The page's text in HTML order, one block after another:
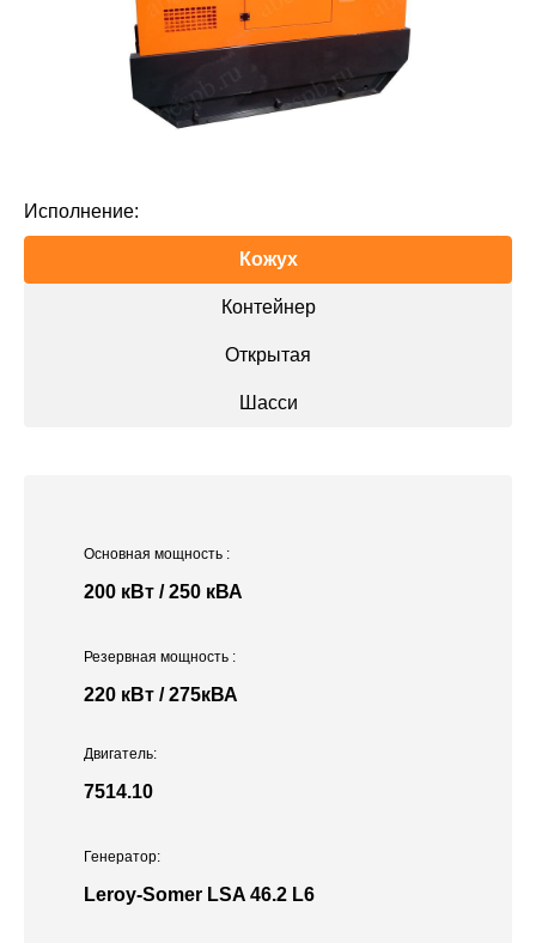
Исполнение:
Кожух
Контейнер
Открытая
Шасси
Основная мощность :
200 кВт / 250 кВА
Двигатель:
7514.10
Резервная мощность :
220 кВт / 275кВА
Генератор:
Leroy-Somer LSA 46.2 L6